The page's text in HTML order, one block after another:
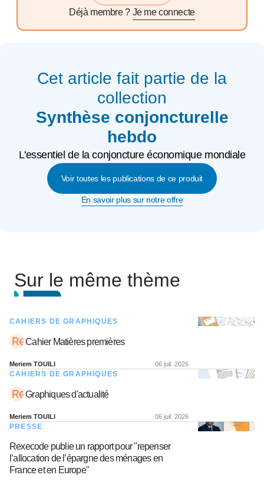
Déjà membre ? Je me connecte
Cet article fait partie de la
collection
Synthèse conjoncturelle
hebdo
L'essentiel de la conjoncture économique mondiale
Voir toutes les publications de ce produit
En savoir plus sur notre offre
Sur le même thème
CAHIERS DE GRAPHIQUES
Cahier Matières premières
Meriem TOUILI 06 juil. 2026
CAHIERS DE GRAPHIQUES
Graphiques d'actualité
Meriem TOUILI 06 juil. 2026
PRESSE
Rexecode publie un rapport pour "repenser
l’allocation de l’épargne des ménages en
France et en Europe"